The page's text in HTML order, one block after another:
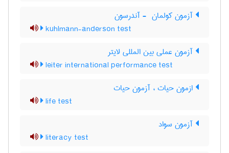
آزمون کولمان ‎ - آندرسون
kuhlmann-anderson test
آزمون عملی بین المللی لایتر
leiter international performance test
ازمون حیات ، آزمون حیات
life test
آزمون سواد
literacy test